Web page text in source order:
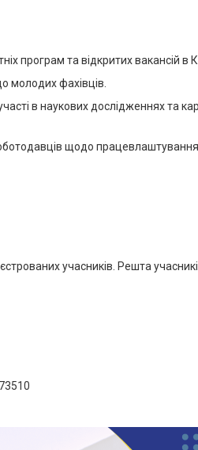
програм та відкритих вакансій в
молодих фахівців.
в наукових дослідженнях та
щодо
учасників. Решта